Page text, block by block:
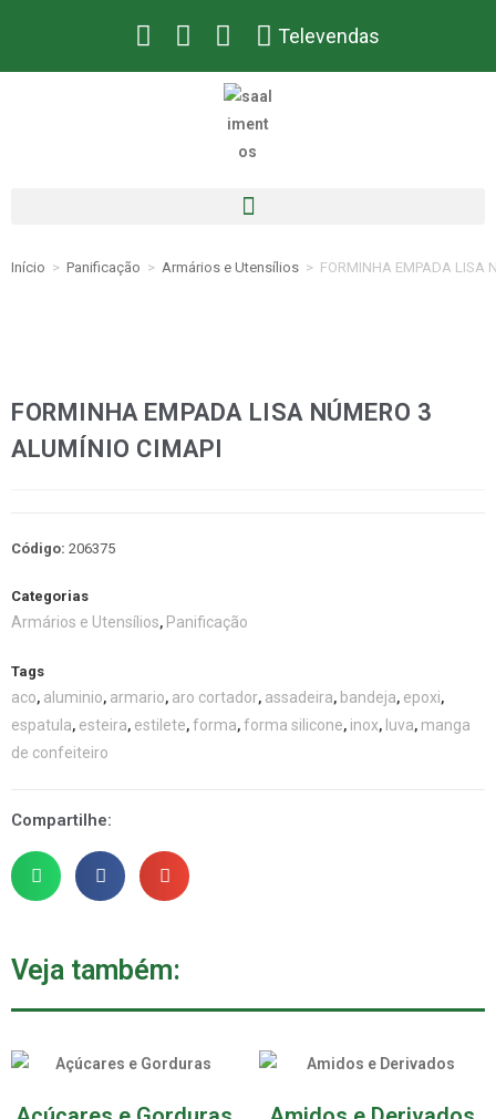
Televendas
Início > Panificação > Armários e Utensílios > FORMINHA EMPADA LISA
FORMINHA EMPADA LISA NÚMERO 3
ALUMÍNIO CIMAPI
Código: 206375
Categorias
Armários e Utensílios, Panificação
Tags
aco, aluminio, armario, aro cortador, assadeira, bandeja, epoxi,
espatula, esteira, estilete, forma, forma silicone, inox, luva, manga
de confeiteiro
Compartilhe:
Veja também: